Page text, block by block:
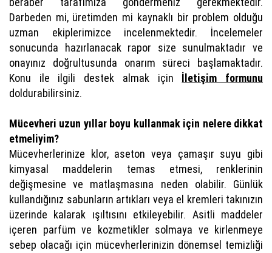
Darbeden mi, üretimden mi kaynaklı bir problem olduğu
uzman ekiplerimizce incelenmektedir. İncelemeler
sonucunda hazırlanacak rapor size sunulmaktadır ve
onayınız doğrultusunda onarım süreci başlamaktadır.
Konu ile ilgili destek almak için İletişim formunu
doldurabilirsiniz.
Mücevheri uzun yıllar boyu kullanmak için nelere dikkat
etmeliyim?
Mücevherlerinize klor, aseton veya çamaşır suyu gibi
kimyasal maddelerin temas etmesi, renklerinin
değişmesine ve matlaşmasına neden olabilir. Günlük
kullandığınız sabunların artıkları veya el kremleri takınızın
üzerinde kalarak ışıltısını etkileyebilir. Asitli maddeler
içeren parfüm ve kozmetikler solmaya ve kirlenmeye
sebep olacağı için mücevherlerinizin dönemsel temizliği